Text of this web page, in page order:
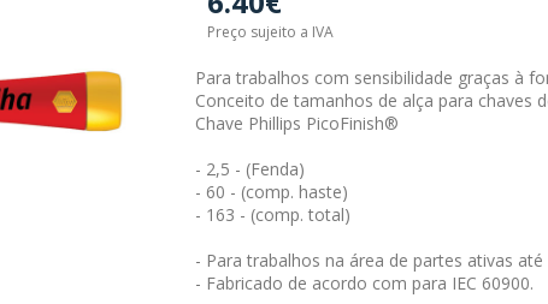
Preço sujeito a IVA
Para trabalhos com sensibilidade graças à
Conceito de tamanhos de alça para
Chave Phillips PicoFinish®
- 2,5 - (Fenda)
- 60 - (comp. haste)
- 163 - (comp. total)
- Para trabalhos na área de partes ativas até
- Fabricado de acordo com para IEC 60900.